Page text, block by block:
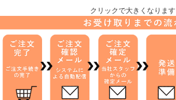
クリックで大きくなります